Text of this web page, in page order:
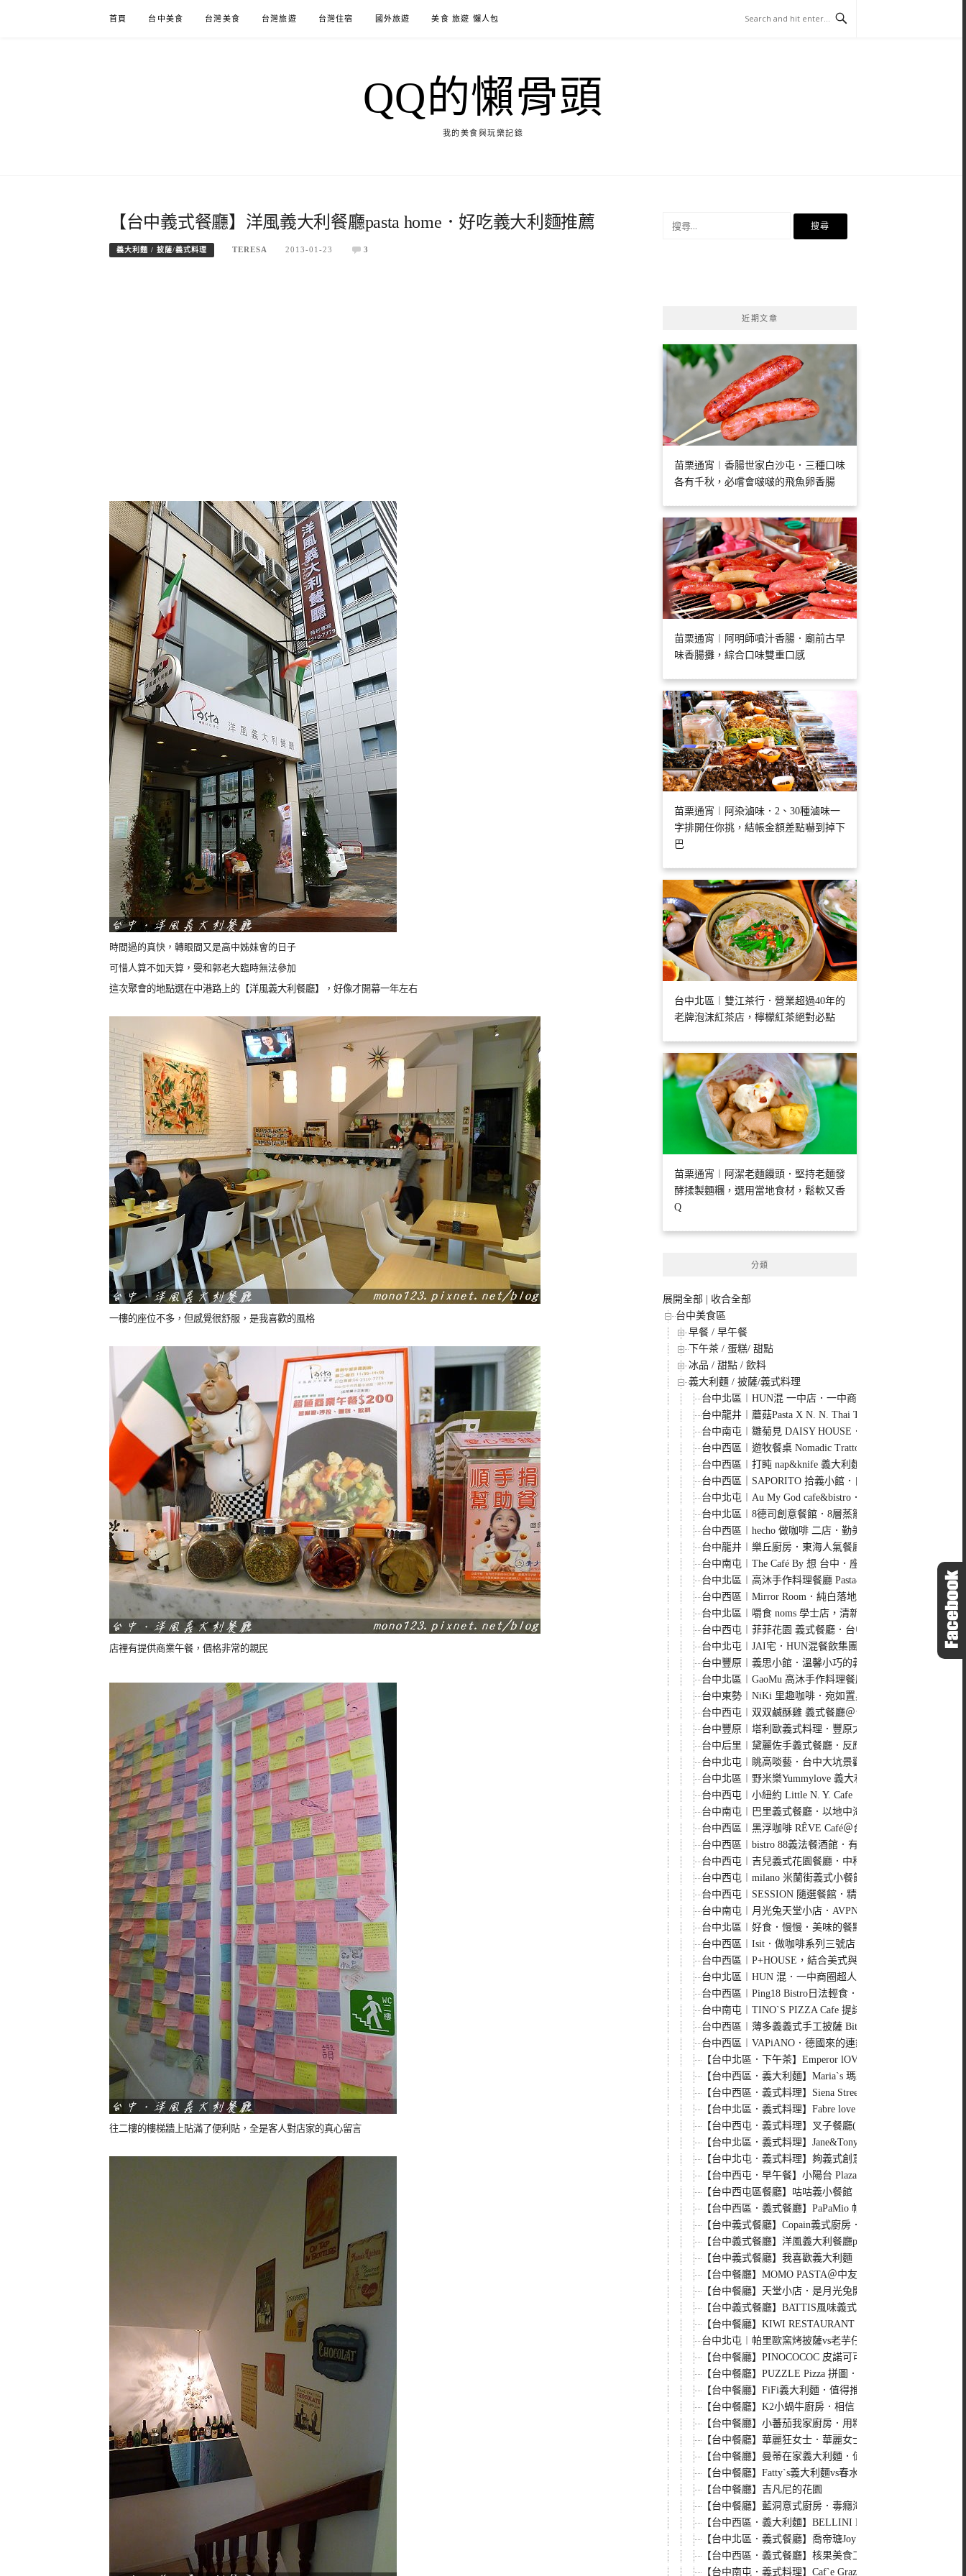
首頁 台中美食 台灣美食 台灣旅遊 台灣住宿 國外旅遊 美食 旅遊 懶人包
QQ的懶骨頭
我的美食與玩樂記錄
【台中義式餐廳】洋風義大利餐廳pasta home．好吃義大利麵推薦
義大利麵 / 披薩/義式料理 TERESA 2013-01-23 3
時間過的真快，轉眼間又是高中姊妹會的日子
可惜人算不如天算，雯和郭老大臨時無法參加
這次聚會的地點選在中港路上的【洋風義大利餐廳】，好像才開幕一年左右
一樓的座位不多，但感覺很舒服，是我喜歡的風格
店裡有提供商業午餐，價格非常的親民
往二樓的樓梯牆上貼滿了便利貼，全是客人對店家的真心留言
近期文章
苗栗通宵︱香腸世家白沙屯．三種口味
各有千秋，必嚐會啵啵的飛魚卵香腸
苗栗通宵︱阿明師噴汁香腸．廟前古早
味香腸攤，綜合口味雙重口感
苗栗通宵︱阿染滷味．2、30種滷味一
字排開任你挑，結帳金額差點嚇到掉下
巴
台中北區︱雙江茶行．營業超過40年的
老牌泡沫紅茶店，檸檬紅茶絕對必點
苗栗通宵︱阿潔老麵饅頭．堅持老麵發
酵揉製麵糰，選用當地食材，鬆軟又香
Q
分類
展開全部
收合全部
台中美食區
早餐 / 早午餐
下午茶 / 蛋糕/ 甜點
冰品 / 甜點 / 飲料
義大利麵 / 披薩/義式料理
台中北區︱HUN混 一中店．一中商圈老牌義大利麵，用餐
台中龍井︱蘑菇Pasta X N. N. Thai Thai．東海商圈老字號
台中南屯︱雛菊見 DAISY HOUSE．網美系美食餐廳，造型
台中西區︱遊牧餐桌 Nomadic Trattoria．台中國美館附近老
台中西區︱打盹 nap&knife 義大利麵專賣．Google評價高達
台中西區｜SAPORITO 拾義小館．自製手工麵條型狀特別
台中北屯︱Au My God cafe&bistro．澳式早午餐咖啡館結
台中北區︱8德司創意餐館．8層蒸籠堆疊成一座101海鮮塔
台中西區︱hecho 做咖啡 二店．勤美商圈巷弄內有質感餐
台中龍井︱樂丘廚房．東海人氣餐廳，餐點選擇性多，也
台中南屯︱The Café By 想 台中．座落七期獨棟咖啡館，
台中北區︱高沐手作料理餐廳 Pasta&Steak．藏身在巷弄裡
台中西區︱Mirror Room．純白落地窗裡的澳式早午餐，台
台中北區︱嚼食 noms 學士店，清新風格適合多人聚餐，近
台中西屯︱菲菲花園 義式餐廳．台中老字號義式餐廳，餐
台中北屯︱JAI宅．HUN混餐飲集團6號店，叢林宮廷風格
台中豐原︱義思小館．溫馨小巧的義式餐廳，餐點選擇性
台中北區︱GaoMu 高沐手作料理餐廳．巷弄裡的低調美味
台中東勢︱NiKi 里趣咖啡．宛如置身世外桃源般的隱密咖
台中西屯︱双双鹹酥雞 義式餐廳＠台中中科店．結合台式
台中豐原︱塔利歐義式料理．豐原太平洋sogo全新進駐的
台中后里︱黛麗佐手義式餐廳．反應過激的貓Line貼圖也
台中北屯︱眺高啖藝．台中大坑景觀餐廳，270度環視北
台中北區︱野米樂Yummylove 義大利麵 燉飯 手作光合輕
台中西屯︱小紐約 Little N. Y. Cafe．中科商圈的義式餐廳
台中南屯︱巴里義式餐廳．以地中海風情為主題的義式餐
台中西區︱黑浮咖啡 RÊVE Café＠台中店．高雄人氣餐廳
台中西區︱bistro 88義法餐酒館．有慵懶氛圍的餐酒館，早
台中西屯︱吉兒義式花園餐廳．中科商圈充滿義式風味義
台中西屯︱milano 米蘭街義式小餐館．中科商圈義式餐廳
台中西屯︱SESSION 隨選餐館．精明商圈裡的小餐館，
台中南屯︱月光兔天堂小店．AVPN正統拿坡里披薩協會認
台中北區︱好食．慢慢．美味的餐點重質不重量，只是價格
台中西區︱Isit．做咖啡系列三號店，一樓有美式餐廳的歡
台中西區︱P+HOUSE，結合美式與義式料理的特色餐廳
台中北區︱HUN 混．一中商圈超人氣義式餐廳，有工業風
台中西區︱Ping18 Bistro日法輕食．融合日式和法式的輕食
台中南屯︱TINO`S PIZZA Cafe 提諾皮斯＠大墩店．義式
台中西區︱薄多義義式手工披薩 Bite 2 eat．高雄來的平價
台中西區︱VAPiANO．德國來的連鎖餐廳，有pizza、義
【台中北區．下午茶】Emperor lOVE 御奉小餐館＠中友
【台中西區．義大利麵】Maria`s 瑪莉亞廚房．有湯汁的
【台中西區．義式料理】Siena Street 西納小街．環境舒
【台中北區．義式料理】Fabre love kitchen 法比樂創意廚
【台中西屯．義式料理】叉子餐廳(ㄨ子親子餐廳)．輕井
【台中北區．義式料理】Jane&Tony＠一中店．一中商圈
【台中北屯．義式料理】夠義式創意料理．美味的松阪豬
【台中西屯．早午餐】小陽台 Plaza．團購券又一發(已歇業)
【台中西屯區餐廳】咕咕義小餐館．小店也有好味道
【台中西區．義式餐廳】PaPaMio 帕帕米歐義式廚房．存
【台中義式餐廳】Copain義式廚房．日本來的義式餐廳
【台中義式餐廳】洋風義大利餐廳pasta home．好吃義大利
【台中義式餐廳】我喜歡義大利麵．是啊~我喜歡義大利麵
【台中餐廳】MOMO PASTA＠中友百貨旁
【台中餐廳】天堂小店．是月光兔開的餐廳嗎??
【台中義式餐廳】BATTIS風味義式小館．很美味的義式小
【台中餐廳】KIWI RESTAURANT．好吃的義大利麵
台中北屯︱帕里歐窯烤披薩vs老芋仔芋圓．手工披薩現場製
【台中餐廳】PINOCOCOC 皮諾可可 RESTAURANT．來
【台中餐廳】PUZZLE Pizza 拼圖．披薩．搬新家並改名為
【台中餐廳】FiFi義大利麵．值得推薦的義大利麵餐廳
【台中餐廳】K2小蝸牛廚房．相信 真的有人在乎義大利麵
【台中餐廳】小蕃茄我家廚房．用料實在、便宜大方又好吃
【台中餐廳】華麗狂女士．華麗女士們的最佳聚會場所(華
【台中餐廳】曼蒂在家義大利麵．值得真心推薦的義大利麵
【台中餐廳】Fatty`s義大利麵vs春水堂人文茶館
【台中餐廳】吉凡尼的花園
【台中餐廳】藍洞意式廚房．毒癮海鮮麵很特別
【台中西區．義大利麵】BELLINI PASTA PASTA＠台中公
【台中北區．義式餐廳】喬帝瑭Joy`s Caf`e義大利餐廳
【台中西區．義式餐廳】核果美食工房Walnut`s castle
【台中南屯．義式料理】Caf`e Grazie 義式屋 古拉爵